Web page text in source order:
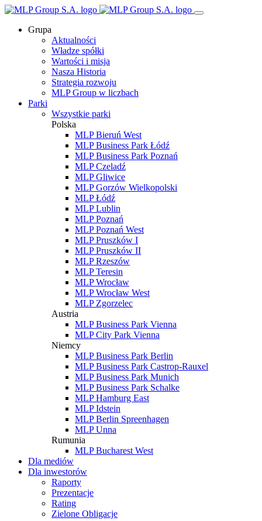
Grupa
Aktualności
Władze spółki
Wartości i misja
Nasza Historia
Strategia rozwoju
MLP Group w liczbach
Parki
Wszystkie parki
Polska
MLP Bieruń West
MLP Business Park Łódź
MLP Business Park Poznań
MLP Czeladź
MLP Gliwice
MLP Gorzów Wielkopolski
MLP Łódź
MLP Lublin
MLP Poznań
MLP Poznań West
MLP Pruszków I
MLP Pruszków II
MLP Rzeszów
MLP Teresin
MLP Wrocław
MLP Wrocław West
MLP Zgorzelec
Austria
MLP Business Park Vienna
MLP City Park Vienna
Niemcy
MLP Business Park Berlin
MLP Business Park Castrop-Rauxel
MLP Business Park Munich
MLP Business Park Schalke
MLP Hamburg East
MLP Idstein
MLP Berlin Spreenhagen
MLP Unna
Rumunia
MLP Bucharest West
Dla mediów
Dla inwestorów
Raporty
Prezentacje
Rating
Zielone Obligacje